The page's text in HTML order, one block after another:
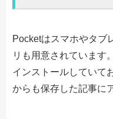
Pocketはスマホやタブ
リも用意されています
インストールしていて
からも保存した記事に